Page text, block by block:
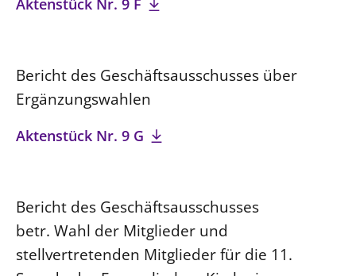
Aktenstück Nr. 9 F
Bericht des Geschäftsausschusses über
Ergänzungswahlen
Aktenstück Nr. 9 G
Bericht des Geschäftsausschusses
betr. Wahl der Mitglieder und
stellvertretenden Mitglieder für die 11.